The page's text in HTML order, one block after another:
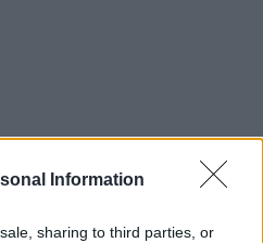
Information
sharing to third parties, or